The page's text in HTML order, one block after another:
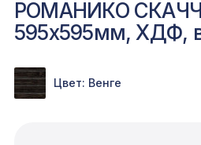
РОМАНИКО
595х595мм, ХДФ,
Цвет: Венге